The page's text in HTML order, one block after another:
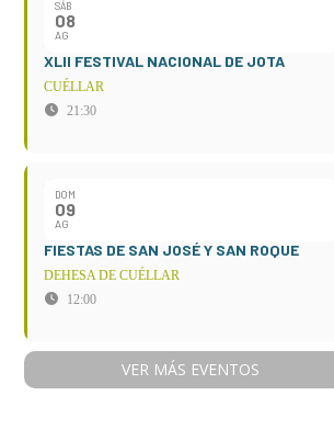
SÁB
08
AG
XLII FESTIVAL NACIONAL DE JOTA
CUÉLLAR
21:30
DOM
09
AG
FIESTAS DE SAN JOSÉ Y SAN ROQUE
DEHESA DE CUÉLLAR
12:00
VER MÁS EVENTOS